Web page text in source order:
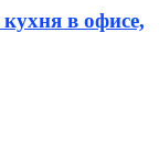
в офисе,